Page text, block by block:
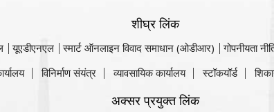
शीघ्र लिंक
यूएडीएनएल स्मार्ट ऑनलाइन विवाद समाधान (ओडीआर) गोपनीयता
विनिर्माण संयंत्र व्यावसायिक कार्यालय स्टॉकयॉर्ड
अक्सर प्रयुक्त लिंक